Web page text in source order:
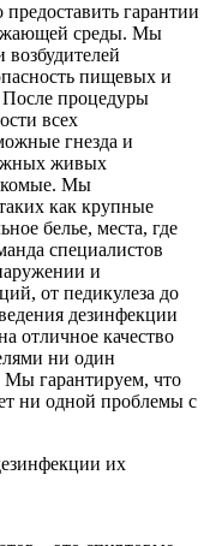
гарантии
среды. Мы
пищевых и
процедуры
всех
гнезда и
живых
Мы
как крупные
белье, места, где
специалистов
и
от педикулеза до
дезинфекции
отличное качество
ни один
Мы гарантируем, что
ни одной проблемы с
их